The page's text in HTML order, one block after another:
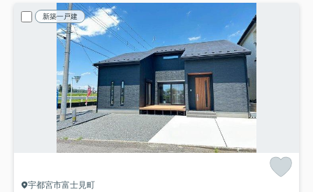
新築一戸建
宇都宮市富士見町